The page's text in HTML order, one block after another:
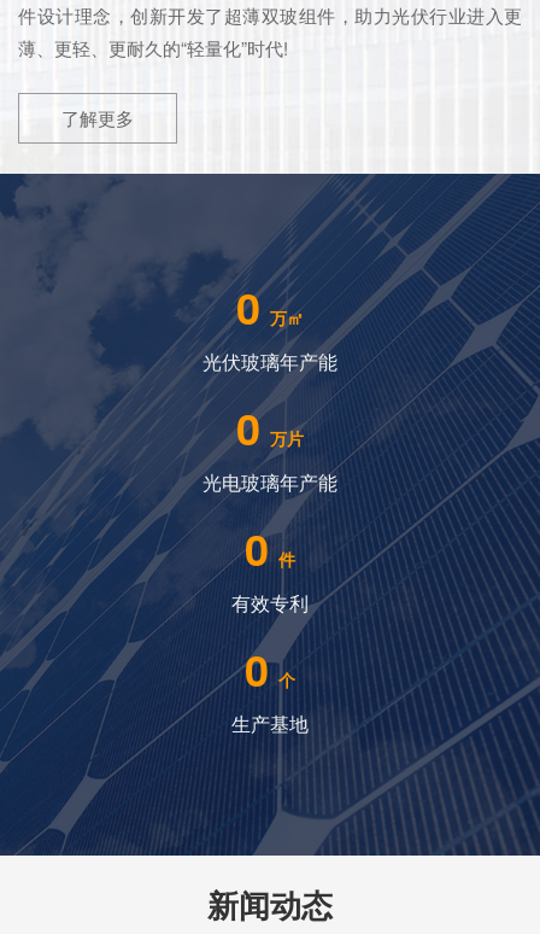
件设计理念，创新开发了超薄双玻组件，助力光伏行业进入更
薄、更轻、更耐久的“轻量化”时代!
了解更多
0 万㎡
光伏玻璃年产能
0 万片
光电玻璃年产能
0 件
有效专利
0 个
生产基地
新闻动态